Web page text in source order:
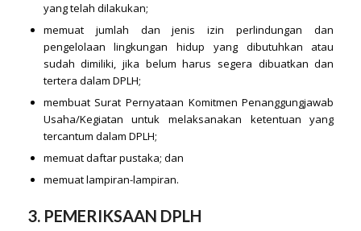
yang telah dilakukan;
memuat jumlah dan jenis izin perlindungan dan
pengelolaan lingkungan hidup yang dibutuhkan atau
sudah dimiliki, jika belum harus segera dibuatkan dan
tertera dalam DPLH;
membuat Surat Pernyataan Komitmen Penanggungjawab
Usaha/Kegiatan untuk melaksanakan ketentuan yang
tercantum dalam DPLH;
memuat daftar pustaka; dan
memuat lampiran-lampiran.
3. PEMERIKSAAN DPLH